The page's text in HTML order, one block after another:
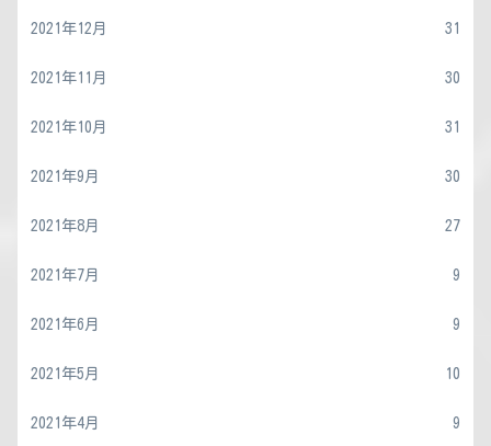
2021年12月 31
2021年11月 30
2021年10月 31
2021年9月 30
2021年8月 27
2021年7月 9
2021年6月 9
2021年5月 10
2021年4月 9